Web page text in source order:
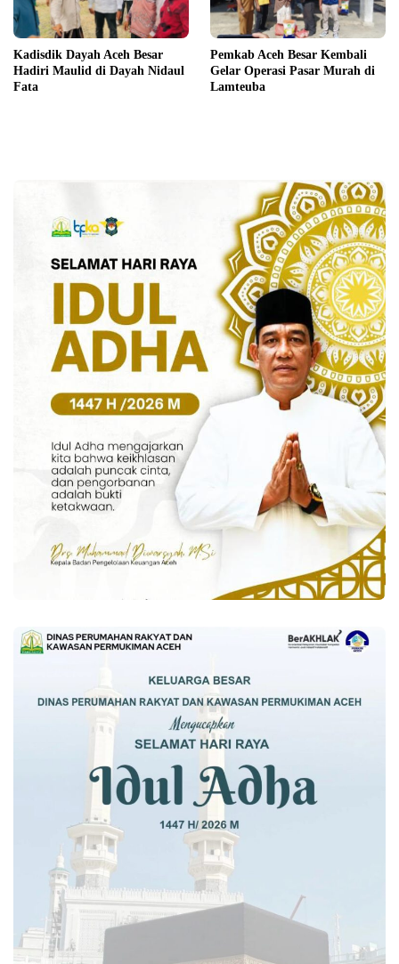
Kadisdik Dayah Aceh Besar
Hadiri Maulid di Dayah Nidaul
Fata
Pemkab Aceh Besar Kembali
Gelar Operasi Pasar Murah di
Lamteuba